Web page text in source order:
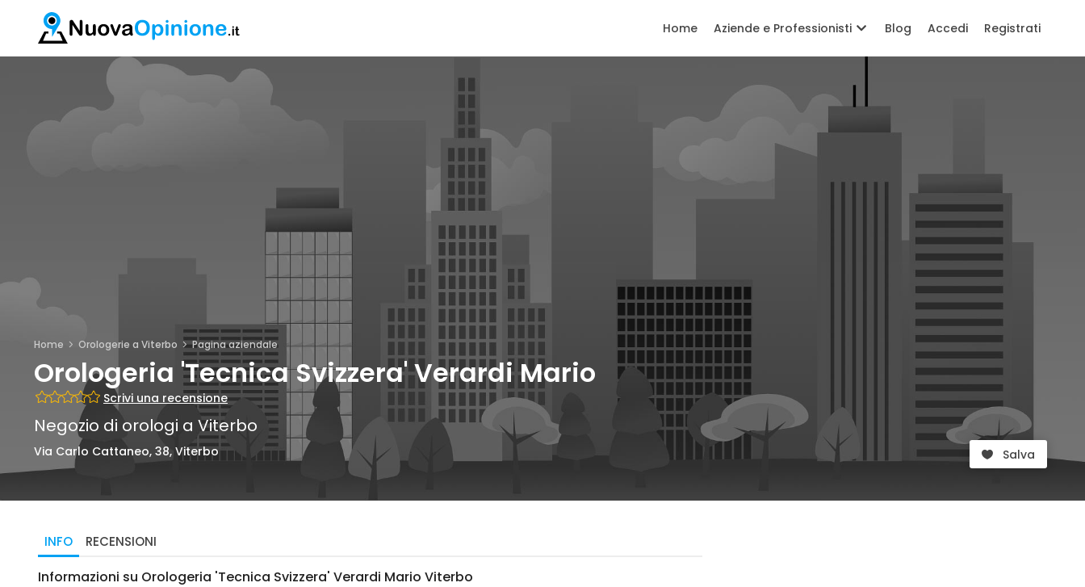
Home Aziende e Professionisti Blog Accedi Registrati
Home Orologerie a Viterbo Pagina aziendale
Orologeria 'Tecnica Svizzera' Verardi Mario
Scrivi una recensione
Negozio di orologi a Viterbo
Via Carlo Cattaneo, 38, Viterbo Salva
INFO RECENSIONI
Informazioni su Orologeria 'Tecnica Svizzera' Verardi Mario Viterbo